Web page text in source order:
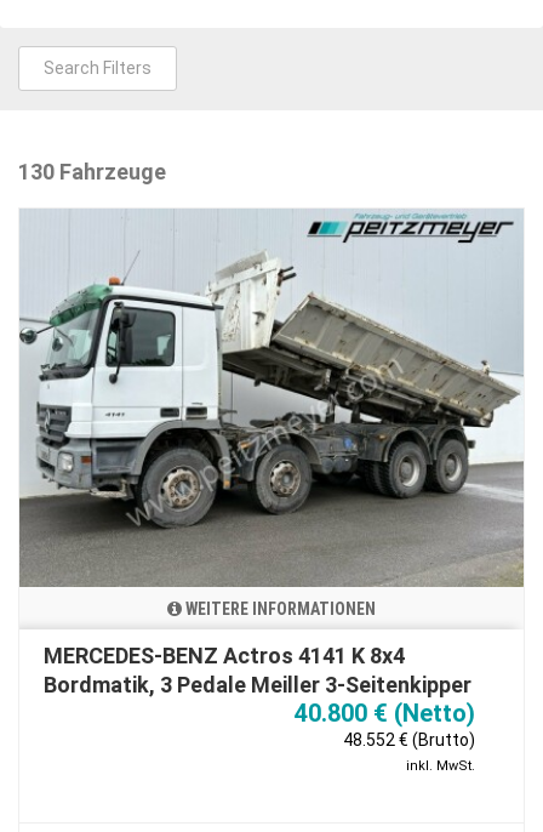
Search Filters
130 Fahrzeuge
WEITERE INFORMATIONEN
MERCEDES-BENZ Actros 4141 K 8x4
Bordmatik, 3 Pedale Meiller 3-Seitenkipper
40.800 € (Netto)
48.552 € (Brutto)
inkl. MwSt.